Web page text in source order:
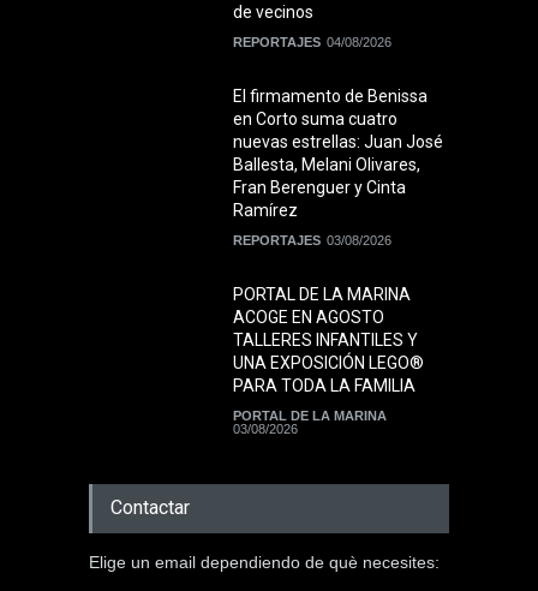
de vecinos
REPORTAJES 04/08/2026
El firmamento de Benissa
en Corto suma cuatro
nuevas estrellas: Juan José
Ballesta, Melani Olivares,
Fran Berenguer y Cinta
Ramírez
REPORTAJES 03/08/2026
PORTAL DE LA MARINA
ACOGE EN AGOSTO
TALLERES INFANTILES Y
UNA EXPOSICIÓN LEGO®
PARA TODA LA FAMILIA
PORTAL DE LA MARINA
03/08/2026
Contactar
Elige un email dependiendo de què necesites: